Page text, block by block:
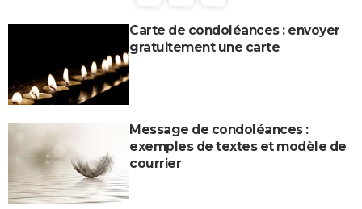
Carte de condoléances : envoyer
gratuitement une carte
Message de condoléances :
exemples de textes et modèle de
courrier